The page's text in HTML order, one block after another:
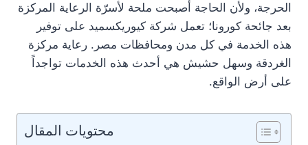
الحرجة، ولأن الحاجة أصبحت ملحة لأسرّة الرعاية المركزة
بعد جائحة كورونا؛ تعمل شركة كيوريكسميد على توفير
هذه الخدمة في كل مدن ومحافظات مصر. رعاية مركزة
الغردقة وسهل حشيش هي أحدث هذه الخدمات تواجداً
على أرض الواقع.
محتويات المقال